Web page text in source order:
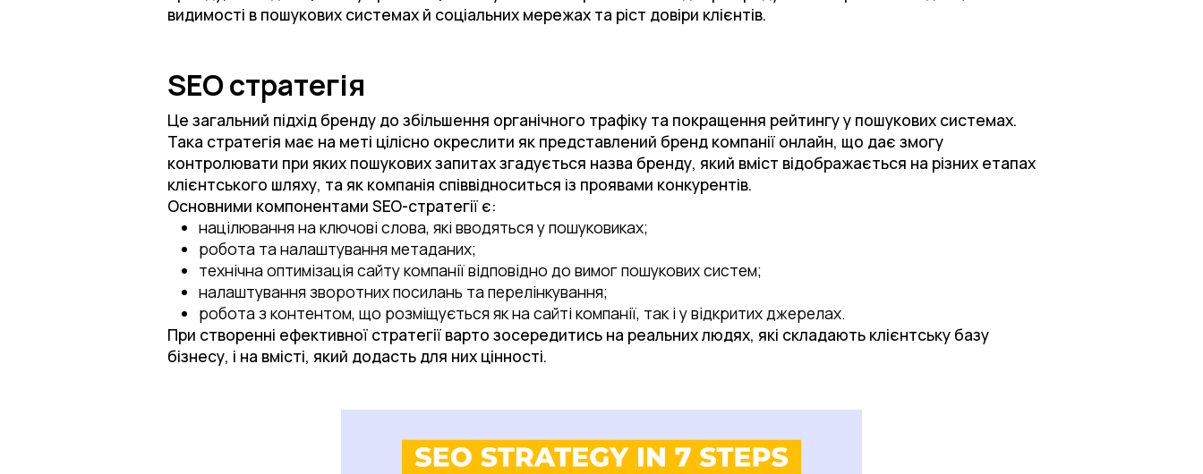
видимості в пошукових системах й соціальних мережах та ріст довіри клієнтів.
SEO стратегія
Це загальний підхід бренду до збільшення органічного трафіку та покращення рейтингу у пошукових системах.
Така стратегія має на меті цілісно окреслити як представлений бренд компанії онлайн, що дає змогу
контролювати при яких пошукових запитах згадується назва бренду, який вміст відображається на різних етапах
клієнтського шляху, та як компанія співвідноситься із проявами конкурентів.
Основними компонентами SEO-стратегії є:
націлювання на ключові слова, які вводяться у пошуковиках;
робота та налаштування метаданих;
технічна оптимізація сайту компанії відповідно до вимог пошукових систем;
налаштування зворотних посилань та перелінкування;
робота з контентом, що розміщується як на сайті компанії, так і у відкритих джерелах.
При створенні ефективної стратегії варто зосередитись на реальних людях, які складають клієнтську базу
бізнесу, і на вмісті, який додасть для них цінності.